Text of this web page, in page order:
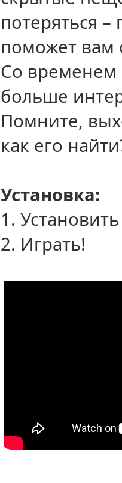
потеряться
поможет вам
Со
больше
Помните,
как его
Установка:
1.
2. Играть!